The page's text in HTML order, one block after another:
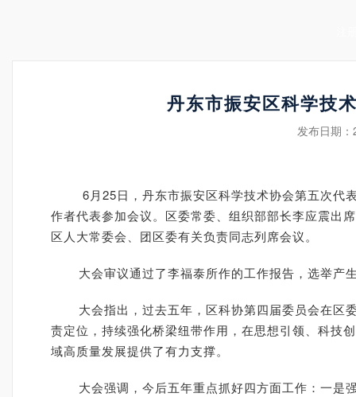
丹东市振安区科学技
发布日期：
6月25日，丹东市振安区科学技术协会第五次代表
作者代表参加会议。区委常委、组织部部长李应震出
区人大常委会、团区委有关负责同志列席会议。
大会审议通过了李福泰所作的工作报告，选举产
大会指出，过去五年，区科协第四届委员会在区委
责定位，持续强化桥梁纽带作用，在思想引领、科技
域高质量发展提供了有力支撑。
大会强调，今后五年重点抓好四方面工作：一是强